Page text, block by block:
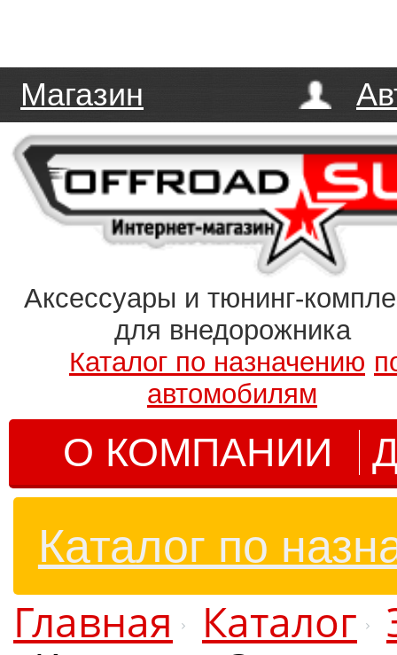
Магазин
Аксессуары и тюнинг-
для внедорожника
Каталог по назначению
автомобилям
О КОМПАНИИ
Каталог по
Главная Каталог